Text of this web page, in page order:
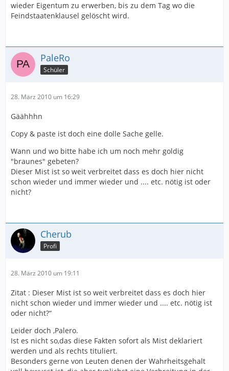
wieder Eigentum zu erwerben, bis zu dem Tag wo die
Feindstaatenklausel gelöscht wird.
PaleRo
Schüler
28. März 2010 um 16:29
Gäähhhn
Copy & paste ist doch eine dolle Sache gelle.
Wann und wo bitte habe ich um noch mehr goldig
"braunes" gebeten?
Dieser Mist ist so weit verbreitet dass es doch hier nicht
schon wieder und immer wieder und .... etc. nötig ist oder
nicht?
Cherub
Profi
28. März 2010 um 19:11
Zitat : Dieser Mist ist so weit verbreitet dass es doch hier
nicht schon wieder und immer wieder und .... etc. nötig ist
oder nicht?“
Leider doch ,Palero.
Ist es nicht so,das diese Fakten sofort als Mist deklariert
werden und als rechts tituliert.
Besonders gerne von Leuten denen der Wahrheitsgehalt